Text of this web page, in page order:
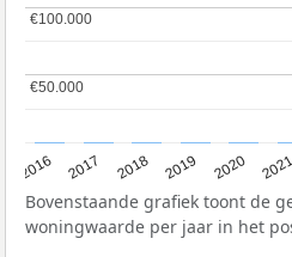
2016 2017 2018 2019 2020 2021
€50.000
€50.000
€100.000
€100.000
Bovenstaande grafiek toont de
woningwaarde per jaar in het